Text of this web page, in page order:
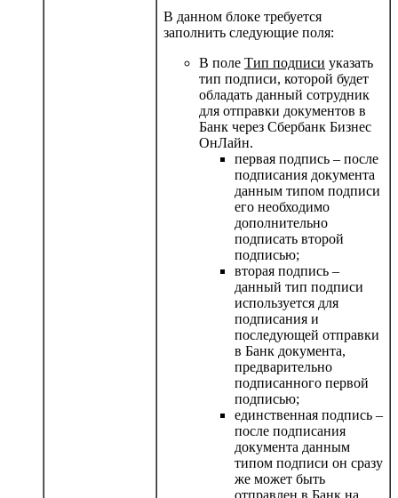
В данном блоке требуется
заполнить следующие поля:
В поле Тип подписи указать
тип подписи, которой будет
обладать данный сотрудник
для отправки документов в
Банк через Сбербанк Бизнес
ОнЛайн.
первая подпись – после
подписания документа
данным типом подписи
его необходимо
дополнительно
подписать второй
подписью;
вторая подпись –
данный тип подписи
используется для
подписания и
последующей отправки
в Банк документа,
предварительно
подписанного первой
подписью;
единственная подпись –
после подписания
документа данным
типом подписи он сразу
же может быть
отправлен в Банк на